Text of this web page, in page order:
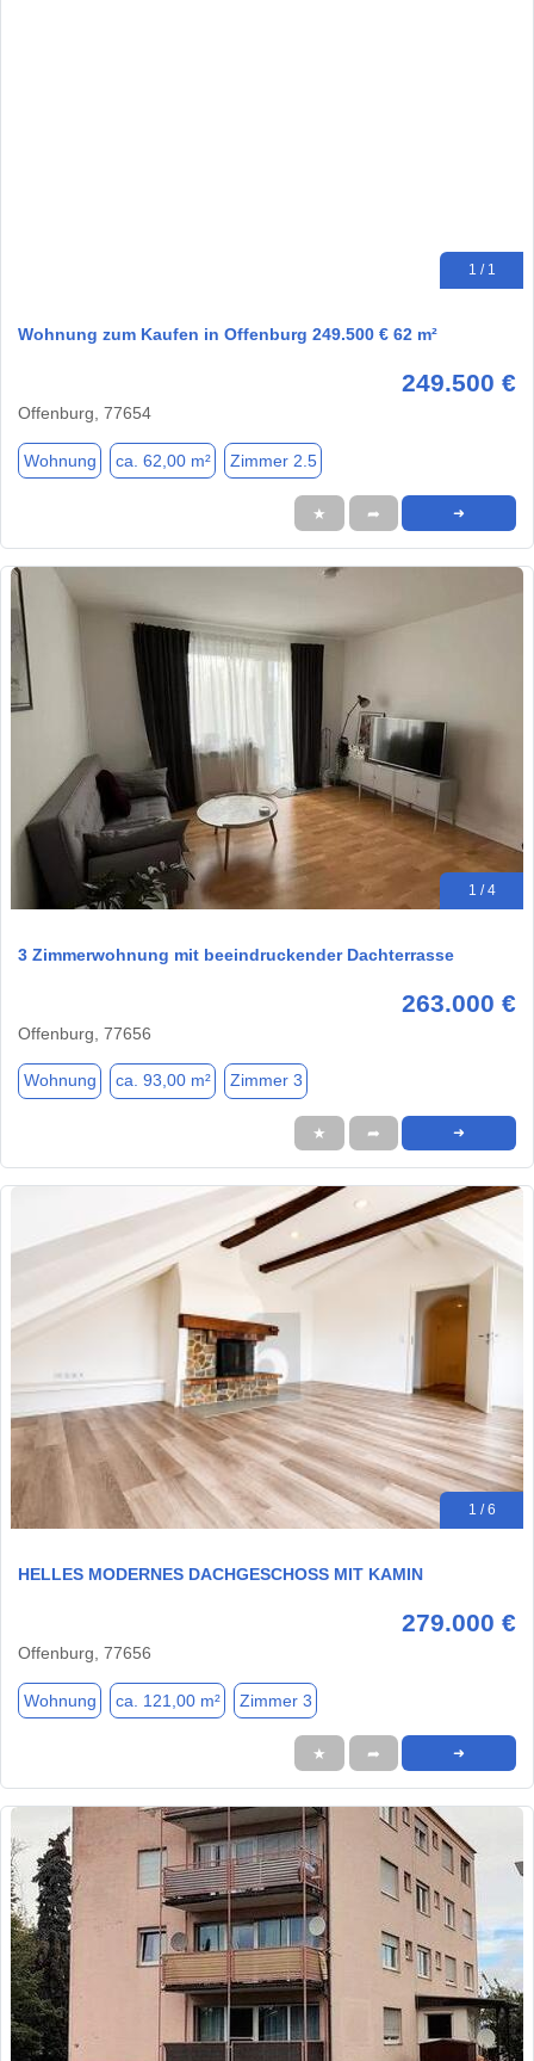
1 / 1
Wohnung zum Kaufen in Offenburg 249.500 € 62 m²
249.500 €
Offenburg, 77654
Wohnung ca. 62,00 m² Zimmer 2.5
★ ➦ ➜
1 / 4
3 Zimmerwohnung mit beeindruckender Dachterrasse
263.000 €
Offenburg, 77656
Wohnung ca. 93,00 m² Zimmer 3
★ ➦ ➜
1 / 6
HELLES MODERNES DACHGESCHOSS MIT KAMIN
279.000 €
Offenburg, 77656
Wohnung ca. 121,00 m² Zimmer 3
★ ➦ ➜